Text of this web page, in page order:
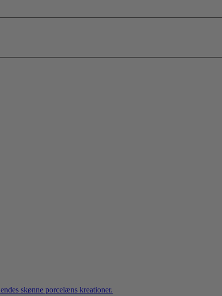
skønne porcelæns kreationer.